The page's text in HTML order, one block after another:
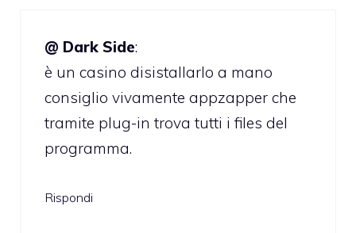
@ Dark Side:
è un casino disistallarlo a mano
consiglio vivamente appzapper che
tramite plug-in trova tutti i files del
programma.
Rispondi